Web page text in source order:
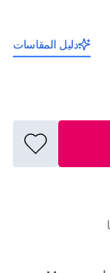
دليل المقاسات